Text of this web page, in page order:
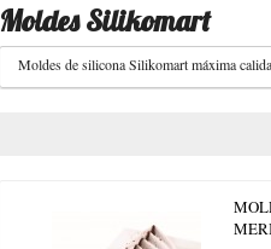
Moldes Silikomart
Moldes de silicona Silikomart máxima